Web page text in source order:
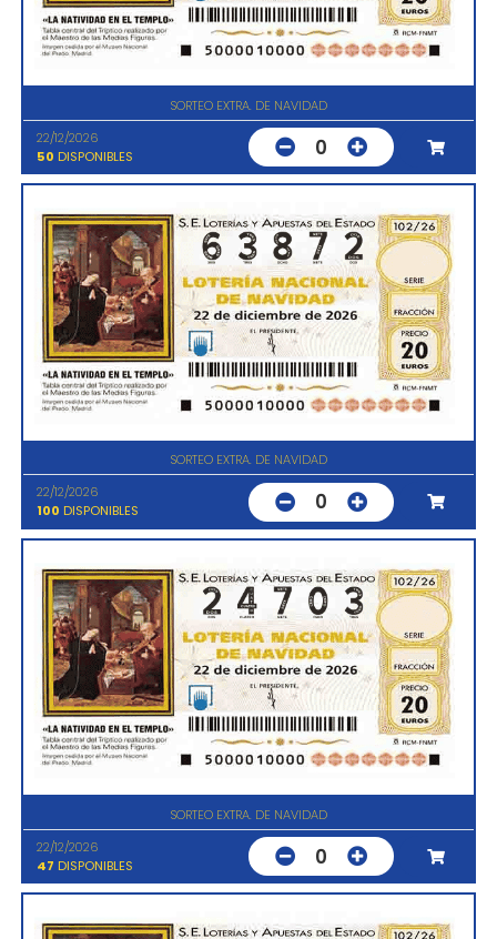
SORTEO EXTRA. DE NAVIDAD
22/12/2026
50 DISPONIBLES 0
SORTEO EXTRA. DE NAVIDAD
22/12/2026
100 DISPONIBLES 0
SORTEO EXTRA. DE NAVIDAD
22/12/2026
47 DISPONIBLES 0